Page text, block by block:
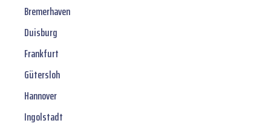
Bremerhaven
Duisburg
Frankfurt
Gütersloh
Hannover
Ingolstadt